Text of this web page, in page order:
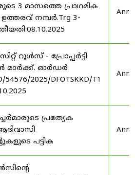
3 മാസത്തെ പ്രാഥമിക
ഉത്തരവ് നമ്പർ.Trg 3-
റൂൾസ് - പ്രോപ്പർട്ടി
മാർക്ക്. ഓർഡർ
54576/2025/DFOTSKKD/T1
പ്രത്യേക
പട്ടിക